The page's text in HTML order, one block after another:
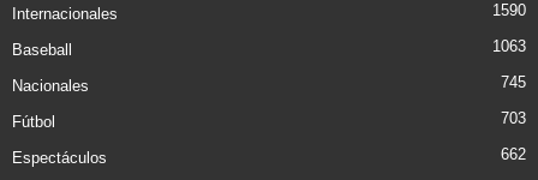
Internacionales 1590
Baseball 1063
Nacionales 745
Fútbol 703
Espectáculos 662